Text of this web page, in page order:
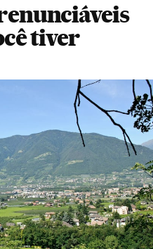
tiver